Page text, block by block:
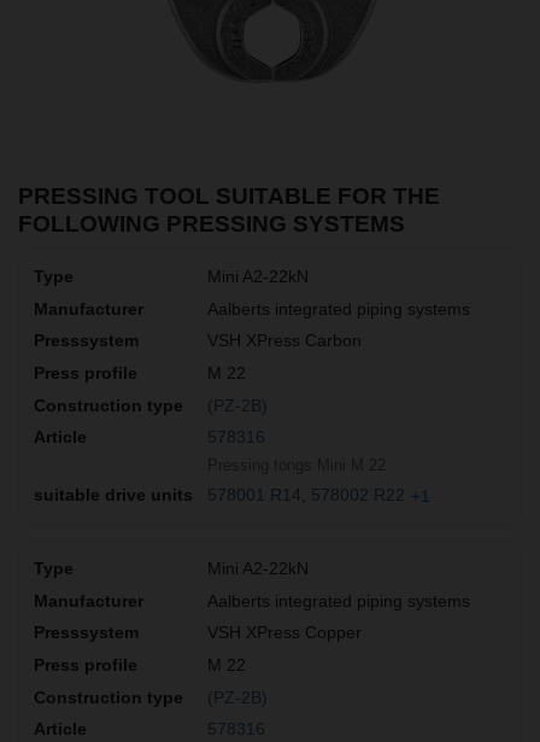
PRESSING TOOL SUITABLE FOR THE
FOLLOWING PRESSING SYSTEMS
Mini A2-22kN
Aalberts integrated piping systems
VSH XPress Carbon
M 22
(PZ-2B)
578316
578001 R14 578002 R22 +1
Mini A2-22kN
Aalberts integrated piping systems
VSH XPress Copper
M 22
(PZ-2B)
578316